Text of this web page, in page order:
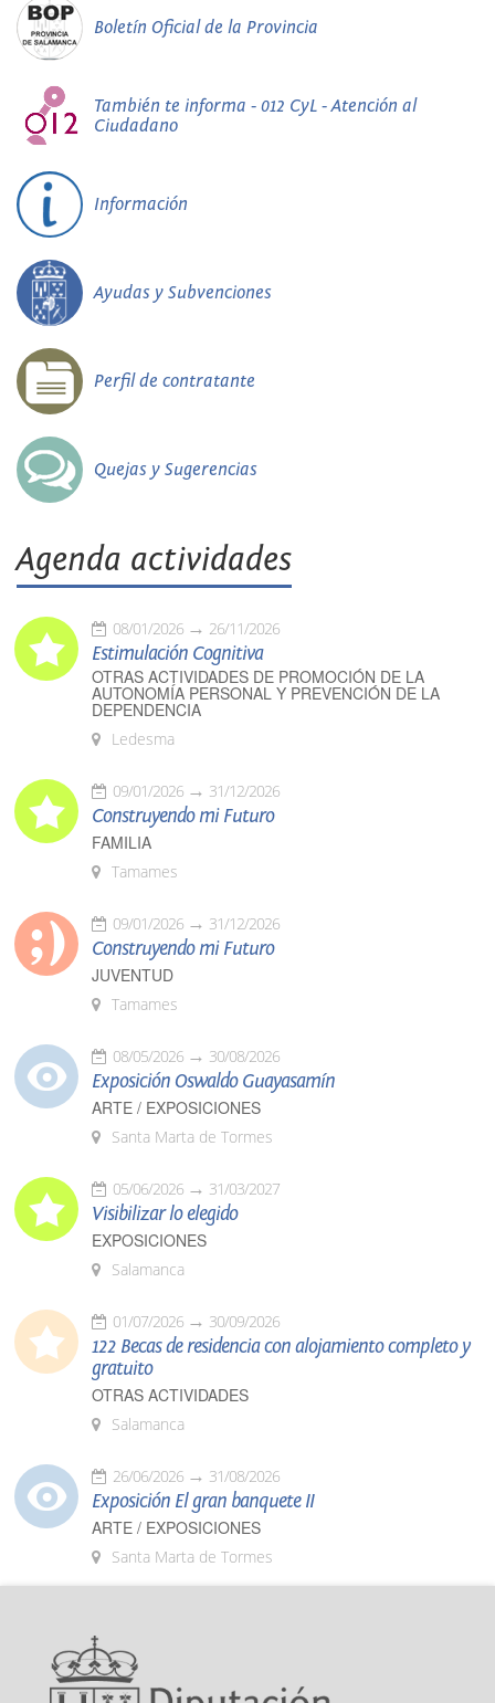
Boletín Oficial de la Provincia
También te informa - 012 CyL - Atención al
Ciudadano
Información
Ayudas y Subvenciones
Perfil de contratante
Quejas y Sugerencias
Agenda actividades
08/01/2026 26/11/2026
Estimulación Cognitiva
OTRAS ACTIVIDADES DE PROMOCIÓN DE LA
AUTONOMÍA PERSONAL Y PREVENCIÓN DE LA
DEPENDENCIA
Ledesma
09/01/2026 31/12/2026
Construyendo mi Futuro
FAMILIA
Tamames
09/01/2026 31/12/2026
Construyendo mi Futuro
JUVENTUD
Tamames
08/05/2026 30/08/2026
Exposición Oswaldo Guayasamín
ARTE / EXPOSICIONES
Santa Marta de Tormes
05/06/2026 31/03/2027
Visibilizar lo elegido
EXPOSICIONES
Salamanca
01/07/2026 30/09/2026
122 Becas de residencia con alojamiento completo y
gratuito
OTRAS ACTIVIDADES
Salamanca
26/06/2026 31/08/2026
Exposición El gran banquete II
ARTE / EXPOSICIONES
Santa Marta de Tormes